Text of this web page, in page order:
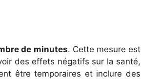
de minutes. Cette mesure est
des effets négatifs sur la santé,
être temporaires et inclure des